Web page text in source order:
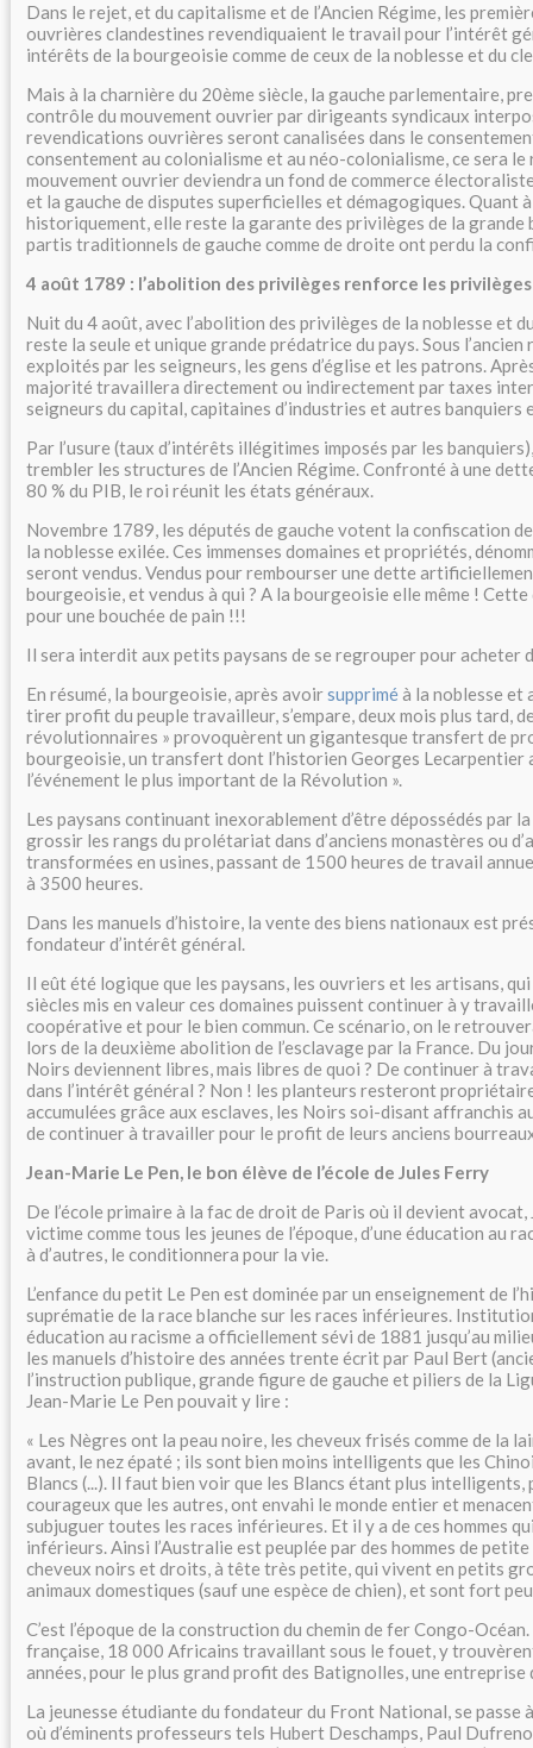
Dans le rejet, et du capitalisme et de l’Ancien Régime, les
ouvrières clandestines revendiquaient le travail pour l’intérêt
intérêts de la bourgeoisie comme de ceux de la noblesse et du
Mais à la charnière du 20ème siècle, la gauche parlementaire,
contrôle du mouvement ouvrier par dirigeants syndicaux
revendications ouvrières seront canalisées dans le
consentement au colonialisme et au néo-colonialisme, ce sera le
mouvement ouvrier deviendra un fond de commerce
et la gauche de disputes superficielles et démagogiques. Quant
historiquement, elle reste la garante des privilèges de la
partis traditionnels de gauche comme de droite ont perdu la
4 août 1789 : l’abolition des privilèges renforce les
Nuit du 4 août, avec l’abolition des privilèges de la noblesse et
reste la seule et unique grande prédatrice du pays. Sous
exploités par les seigneurs, les gens d’église et les patrons.
majorité travaillera directement ou indirectement par taxes
seigneurs du capital, capitaines d’industries et autres banquiers
Par l’usure (taux d’intérêts illégitimes imposés par les
trembler les structures de l’Ancien Régime. Confronté à une
80 % du PIB, le roi réunit les états généraux.
Novembre 1789, les députés de gauche votent la confiscation
la noblesse exilée. Ces immenses domaines et propriétés,
seront vendus. Vendus pour rembourser une dette
bourgeoisie, et vendus à qui ? A la bourgeoisie elle même !
pour une bouchée de pain !!!
Il sera interdit aux petits paysans de se regrouper pour acheter
En résumé, la bourgeoisie, après avoirsupprimé à la noblesse et
tirer profit du peuple travailleur, s’empare, deux mois plus tard,
révolutionnaires » provoquèrent un gigantesque transfert de
bourgeoisie, un transfert dont l’historien Georges Lecarpentier
l’événement le plus important de la Révolution ».
Les paysans continuant inexorablement d’être dépossédés par
grossir les rangs du prolétariat dans d’anciens monastères ou
transformées en usines, passant de 1500 heures de travail
à 3500 heures.
Dans les manuels d’histoire, la vente des biens nationaux est
fondateur d’intérêt général.
Il eût été logique que les paysans, les ouvriers et les artisans,
siècles mis en valeur ces domaines puissent continuer à y
coopérative et pour le bien commun. Ce scénario, on le
lors de la deuxième abolition de l’esclavage par la France. Du
Noirs deviennent libres, mais libres de quoi ? De continuer à
dans l’intérêt général ? Non ! les planteurs resteront
accumulées grâce aux esclaves, les Noirs soi-disant affranchis
de continuer à travailler pour le profit de leurs anciens
Jean-Marie Le Pen, le bon élève de l’école de Jules Ferry
De l’école primaire à la fac de droit de Paris où il devient
victime comme tous les jeunes de l’époque, d’une éducation au
à d’autres, le conditionnera pour la vie.
L’enfance du petit Le Pen est dominée par un enseignement de
suprématie de la race blanche sur les races inférieures.
éducation au racisme a officiellement sévi de 1881 jusqu’au
les manuels d’histoire des années trente écrit par Paul Bert
l’instruction publique, grande figure de gauche et piliers de la
Jean-Marie Le Pen pouvait y lire :
« Les Nègres ont la peau noire, les cheveux frisés comme de la
avant, le nez épaté ; ils sont bien moins intelligents que les
Blancs (...). Il faut bien voir que les Blancs étant plus
courageux que les autres, ont envahi le monde entier et
subjuguer toutes les races inférieures. Et il y a de ces hommes
inférieurs. Ainsi l’Australie est peuplée par des hommes de
cheveux noirs et droits, à tête très petite, qui vivent en petits
animaux domestiques (sauf une espèce de chien), et sont fort
C’est l’époque de la construction du chemin de fer Congo-Océan.
française, 18 000 Africains travaillant sous le fouet, y
années, pour le plus grand profit des Batignolles, une entreprise
La jeunesse étudiante du fondateur du Front National, se passe
où d’éminents professeurs tels Hubert Deschamps, Paul